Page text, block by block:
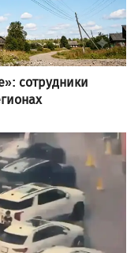
сотрудники